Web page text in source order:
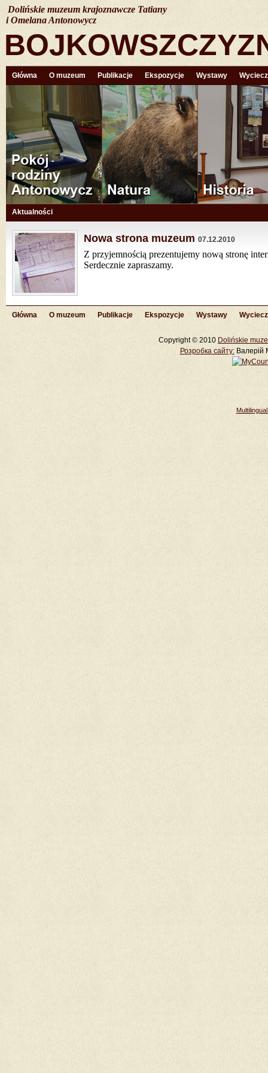
Dolińskie muzeum krajoznawcze Tatiany
i Omelana Antonowycz
Główna O muzeum Publikacje Ekspozycje Wystawy
Aktualności
Nowa strona muzeum 07.12.2010
Z przyjemnością prezentujemy nową stronę
Serdecznie zapraszamy.
Główna O muzeum Publikacje Ekspozycje Wystawy
Copyright © 2010 Dolińskie
Розробка cайту:Валерій